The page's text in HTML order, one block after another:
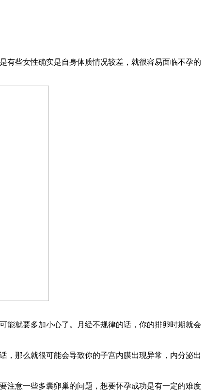
有些女性确实是自身体质情况较差，就很容易面临不孕的
就要多加小心了。月经不规律的话，你的排卵时期就会
那么就很可能会导致你的子宫内膜出现异常，内分泌出
意一些多囊卵巢的问题，想要怀孕成功是有一定的难度